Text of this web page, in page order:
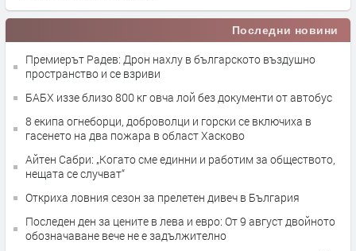
Последни новини
Премиерът Радев: Дрон нахлу в българското въздушно
пространство и се взриви
БАБХ иззе близо 800 кг овча лой без документи от автобус
8 екипа огнеборци, доброволци и горски се включиха в
гасенето на два пожара в област Хасково
Айтен Сабри: „Когато сме единни и работим за обществото,
нещата се случват“
Откриха ловния сезон за прелетен дивеч в България
Последен ден за цените в лева и евро: От 9 август двойното
обозначаване вече не е задължително